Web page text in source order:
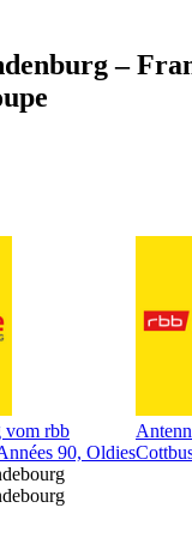
–
vom rbb
90, Oldies